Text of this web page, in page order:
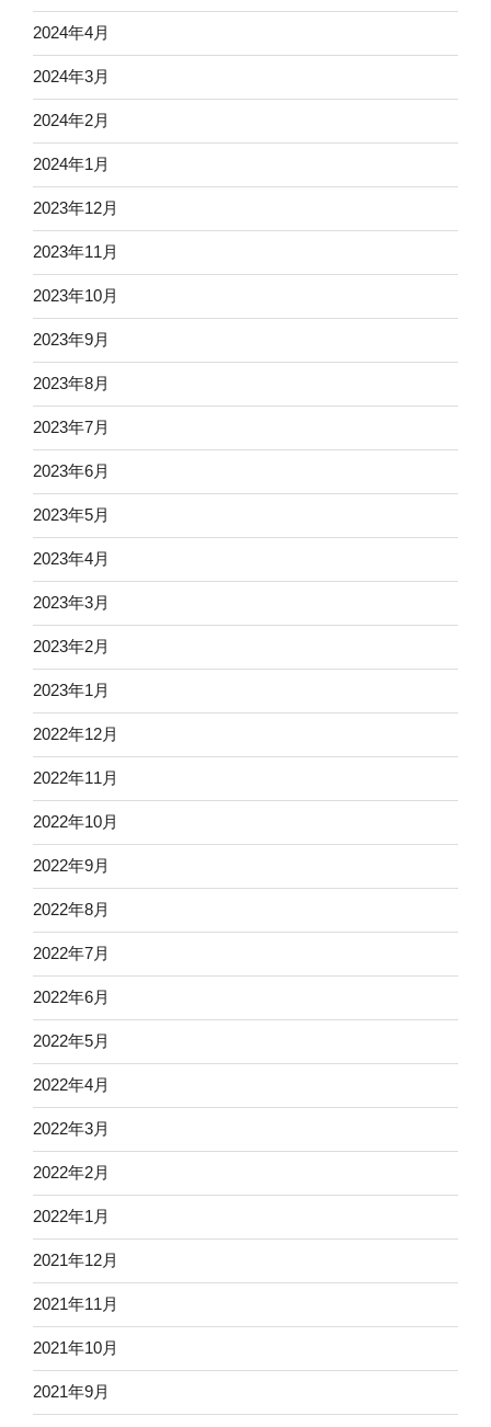
2024年4月
2024年3月
2024年2月
2024年1月
2023年12月
2023年11月
2023年10月
2023年9月
2023年8月
2023年7月
2023年6月
2023年5月
2023年4月
2023年3月
2023年2月
2023年1月
2022年12月
2022年11月
2022年10月
2022年9月
2022年8月
2022年7月
2022年6月
2022年5月
2022年4月
2022年3月
2022年2月
2022年1月
2021年12月
2021年11月
2021年10月
2021年9月